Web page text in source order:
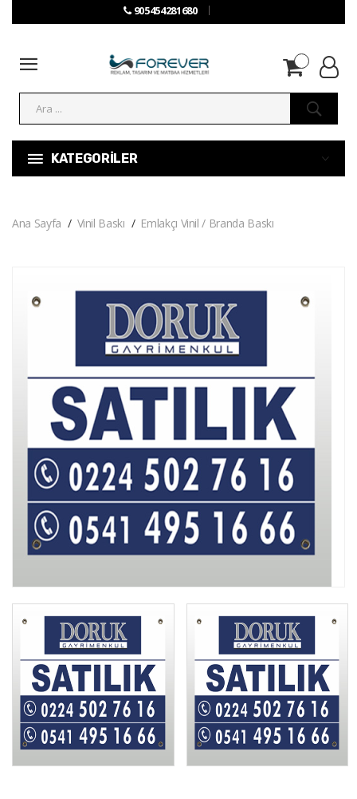
905454281680
KATEGORİLER
Ana Sayfa Vinil Baskı Emlakçı Vinil / Branda Baskı